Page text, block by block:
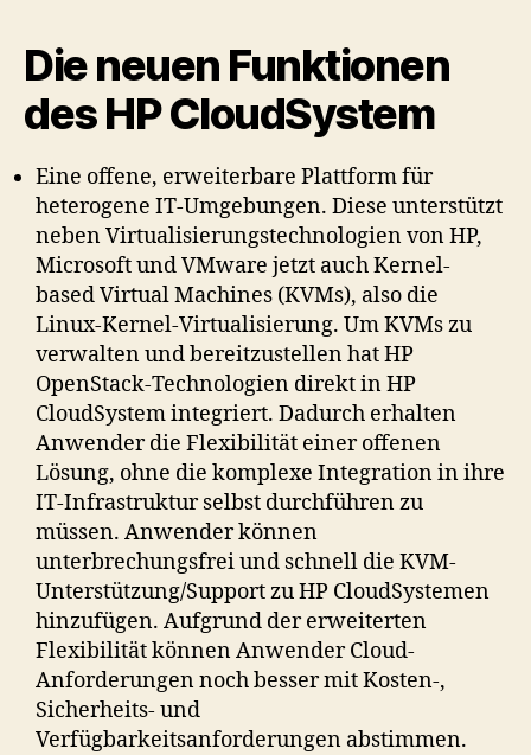
Die neuen Funktionen
des HP CloudSystem
Eine offene, erweiterbare Plattform für
heterogene IT-Umgebungen. Diese unterstützt
neben Virtualisierungstechnologien von HP,
Microsoft und VMware jetzt auch Kernel-
based Virtual Machines (KVMs), also die
Linux-Kernel-Virtualisierung. Um KVMs zu
verwalten und bereitzustellen hat HP
OpenStack-Technologien direkt in HP
CloudSystem integriert. Dadurch erhalten
Anwender die Flexibilität einer offenen
Lösung, ohne die komplexe Integration in ihre
IT-Infrastruktur selbst durchführen zu
müssen. Anwender können
unterbrechungsfrei und schnell die KVM-
Unterstützung/Support zu HP CloudSystemen
hinzufügen. Aufgrund der erweiterten
Flexibilität können Anwender Cloud-
Anforderungen noch besser mit Kosten-,
Sicherheits- und
Verfügbarkeitsanforderungen abstimmen.